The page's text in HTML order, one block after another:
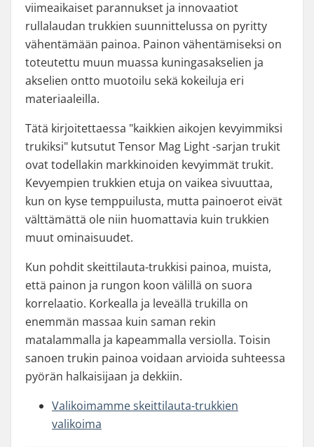
viimeaikaiset parannukset ja innovaatiot
rullalaudan trukkien suunnittelussa on pyritty
vähentämään painoa. Painon vähentämiseksi on
toteutettu muun muassa kuningasakselien ja
akselien ontto muotoilu sekä kokeiluja eri
materiaaleilla.
Tätä kirjoitettaessa "kaikkien aikojen kevyimmiksi
trukiksi" kutsutut Tensor Mag Light -sarjan trukit
ovat todellakin markkinoiden kevyimmät trukit.
Kevyempien trukkien etuja on vaikea sivuuttaa,
kun on kyse temppuilusta, mutta painoerot eivät
välttämättä ole niin huomattavia kuin trukkien
muut ominaisuudet.
Kun pohdit skeittilauta-trukkisi painoa, muista,
että painon ja rungon koon välillä on suora
korrelaatio. Korkealla ja leveällä trukilla on
enemmän massaa kuin saman rekin
matalammalla ja kapeammalla versiolla. Toisin
sanoen trukin painoa voidaan arvioida suhteessa
pyörän halkaisijaan ja dekkiin.
Valikoimamme skeittilauta-trukkien
valikoima